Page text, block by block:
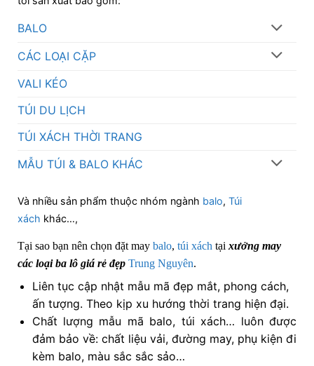
BALO
CÁC LOẠI CẶP
VALI KÉO
TÚI DU LỊCH
TÚI XÁCH THỜI TRANG
MẪU TÚI & BALO KHÁC
Và nhiều sản phẩm thuộc nhóm ngành balo, Túi
xách khác…,
Tại sao bạn nên chọn đặt may balo, túi xách tại xưởng may
các loại ba lô giá rẻ đẹp Trung Nguyên.
Liên tục cập nhật mẫu mã đẹp mắt, phong cách,
ấn tượng. Theo kịp xu hướng thời trang hiện đại.
Chất lượng mẫu mã balo, túi xách… luôn được
đảm bảo về: chất liệu vải, đường may, phụ kiện đi
kèm balo, màu sắc sắc sảo…